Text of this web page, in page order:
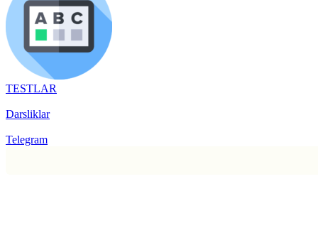
TESTLAR
Darsliklar
Telegram